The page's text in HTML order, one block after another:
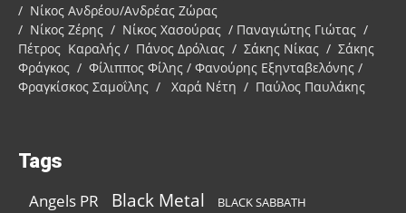
/ Νίκος Ανδρέου/Ανδρέας Ζώρας
/ Νίκος Ζέρης / Νίκος Χασούρας / Παναγιώτης Γιώτας /
Πέτρος Καραλής / Πάνος Δρόλιας / Σάκης Νίκας / Σάκης
Φράγκος / Φίλιππος Φίλης / Φανούρης Εξηνταβελόνης /
Φραγκίσκος Σαμοΐλης / Χαρά Νέτη / Παύλος Παυλάκης
Tags
Angels PR Black Metal BLACK SABBATH